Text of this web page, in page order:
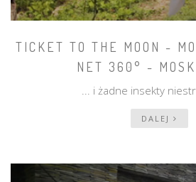
TICKET TO THE MOON -
NET 360° -
... i żadne insekty
DALEJ